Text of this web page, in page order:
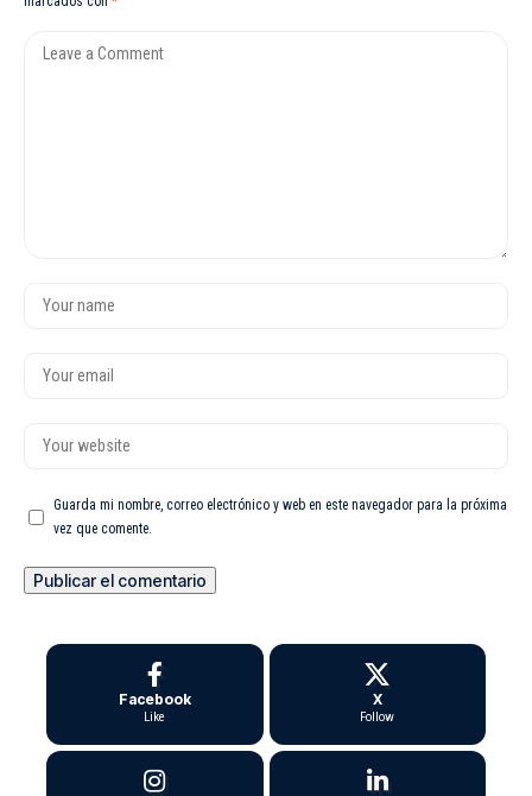
Guarda mi nombre, correo electrónico y web en este navegador para la próxima
vez que comente.
Facebook
Like
X
Follow